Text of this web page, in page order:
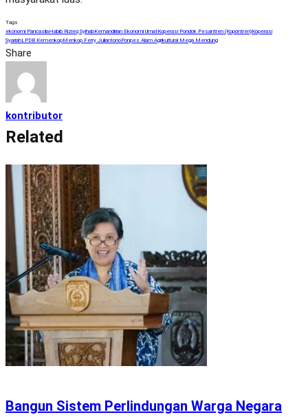
Tags
ekonomi PancasilaHabib Rizieq SyihabKemandirian Ekonomi UmatKoperasi Pondok Pesantren (Kopontren)Koperasi
SyariahLPDB KemenkopMenkop Ferry JuliantonoPonpes Alam Agrikultural Mega Mendung
Share
kontributor
Related
Bangun Sistem Perlindungan Warga Negara